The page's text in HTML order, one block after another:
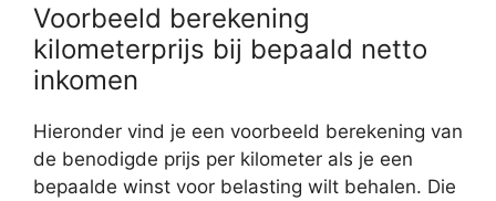
Voorbeeld berekening
kilometerprijs bij bepaald netto
inkomen
Hieronder vind je een voorbeeld berekening van
de benodigde prijs per kilometer als je een
bepaalde winst voor belasting wilt behalen. Die